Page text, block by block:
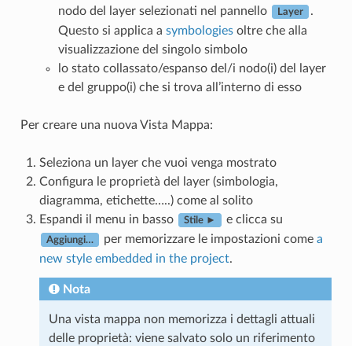
nodo del layer selezionati nel pannello
Layer
.
Questo si applica a symbologiesoltre che alla
visualizzazione del singolo simbolo
lo stato collassato/espanso del/i nodo(i) del layer
e del gruppo(i) che si trova all’interno di esso
Per creare una nuova Vista Mappa:
Seleziona un layer che vuoi venga mostrato
Configura le proprietà del layer (simbologia,
diagramma, etichette…..) come al solito
Espandi il menu in basso
Stile ► e clicca su
Aggiungi… per memorizzare le impostazioni come a
new style embedded in the project.
Nota
Una vista mappa non memorizza i dettagli attuali
delle proprietà: viene salvato solo un riferimento